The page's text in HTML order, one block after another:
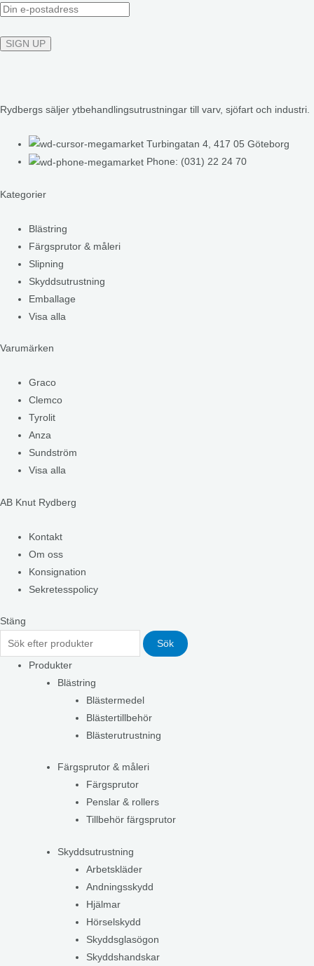
Rydbergs säljer ytbehandlingsutrustningar till varv, sjöfart och industri.
Turbingatan 4, 417 05 Göteborg
Phone: (031) 22 24 70
Kategorier
Blästring
Färgsprutor & måleri
Slipning
Skyddsutrustning
Emballage
Visa alla
Varumärken
Graco
Clemco
Tyrolit
Anza
Sundström
Visa alla
AB Knut Rydberg
Kontakt
Om oss
Konsignation
Sekretesspolicy
Stäng
Sök
Produkter
Blästring
Blästermedel
Blästertillbehör
Blästerutrustning
Färgsprutor & måleri
Färgsprutor
Penslar & rollers
Tillbehör färgsprutor
Skyddsutrustning
Arbetskläder
Andningsskydd
Hjälmar
Hörselskydd
Skyddsglasögon
Skyddshandskar